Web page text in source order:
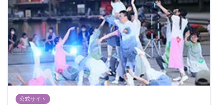
公式サイト